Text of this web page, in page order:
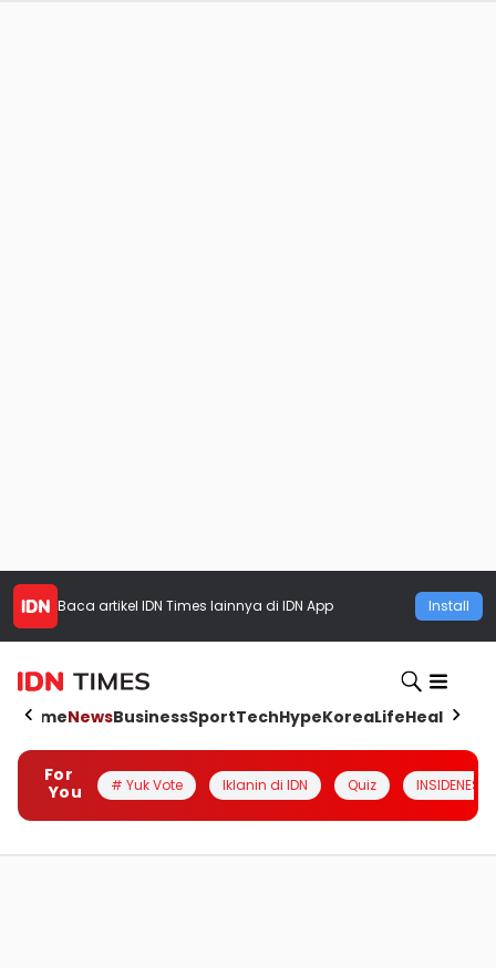
Baca artikel IDN Times lainnya di IDN App Install
HomeNewsBusinessSportTechHypeKoreaLifeHealth
For
You
# Yuk Vote Iklanin di IDN Quiz INSIDENESIA